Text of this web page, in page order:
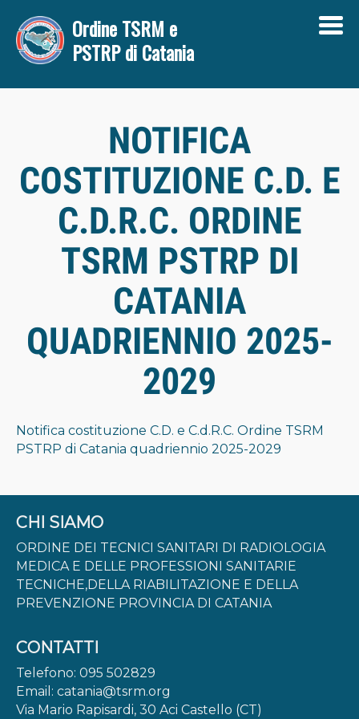
Ordine TSRM e
PSTRP di Catania
Amministrazione trasparente
Consulenze
Bandi
Consiglio Nazionale
Legislazione Utile
MODULISTICA
ALBI / ESE
FORMAZIONE ECM
CONCORSI E AVVISI
CONTATTI
NOTIFICA
COSTITUZIONE C.D. E
C.D.R.C. ORDINE
TSRM PSTRP DI
CATANIA
QUADRIENNIO 2025-
2029
Notifica costituzione C.D. e C.d.R.C. Ordine TSRM
PSTRP di Catania quadriennio 2025-2029
CHI SIAMO
ORDINE DEI TECNICI SANITARI DI RADIOLOGIA
MEDICA E DELLE PROFESSIONI SANITARIE
TECNICHE,DELLA RIABILITAZIONE E DELLA
PREVENZIONE PROVINCIA DI CATANIA
CONTATTI
Telefono: 095 502829
Email: catania@tsrm.org
Via Mario Rapisardi, 30 Aci Castello (CT)